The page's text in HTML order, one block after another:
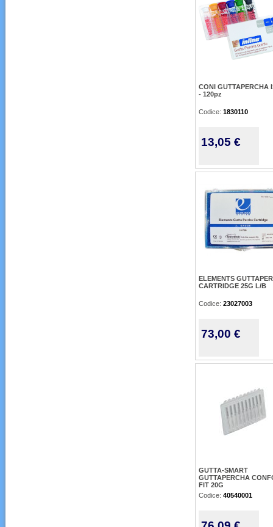
CONI GUTTAPERCHA
- 120pz
Codice: 1830110
13,05 €
ELEMENTS
CARTRIDGE 25G L/B
Codice: 23027003
73,00 €
GUTTA-SMART
GUTTAPERCHA
FIT 20G
Codice: 40540001